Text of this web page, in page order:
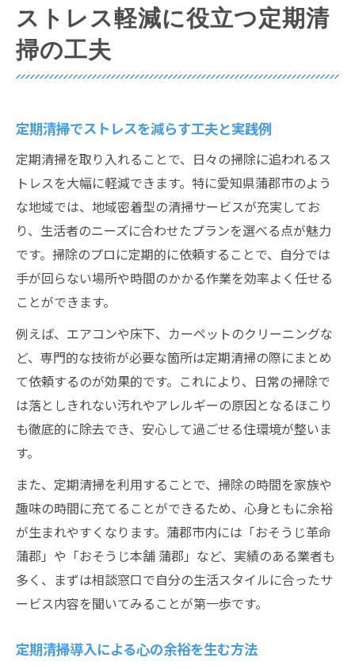
ストレス軽減に役立つ定期清
掃の工夫
定期清掃でストレスを減らす工夫と実践例
定期清掃を取り入れることで、日々の掃除に追われるス
トレスを大幅に軽減できます。特に愛知県蒲郡市のよう
な地域では、地域密着型の清掃サービスが充実してお
り、生活者のニーズに合わせたプランを選べる点が魅力
です。掃除のプロに定期的に依頼することで、自分では
手が回らない場所や時間のかかる作業を効率よく任せる
ことができます。
例えば、エアコンや床下、カーペットのクリーニングな
ど、専門的な技術が必要な箇所は定期清掃の際にまとめ
て依頼するのが効果的です。これにより、日常の掃除で
は落としきれない汚れやアレルギーの原因となるほこり
も徹底的に除去でき、安心して過ごせる住環境が整いま
す。
また、定期清掃を利用することで、掃除の時間を家族や
趣味の時間に充てることができるため、心身ともに余裕
が生まれやすくなります。蒲郡市内には「おそうじ革命
蒲郡」や「おそうじ本舗 蒲郡」など、実績のある業者も
多く、まずは相談窓口で自分の生活スタイルに合ったサ
ービス内容を聞いてみることが第一歩です。
定期清掃導入による心の余裕を生む方法